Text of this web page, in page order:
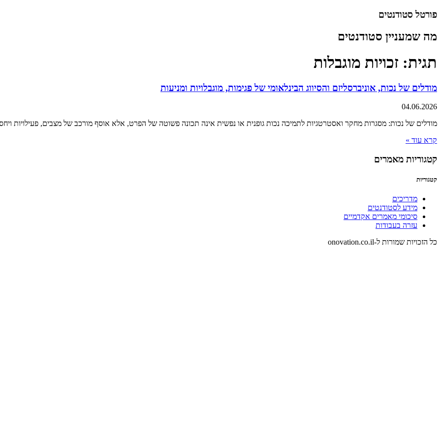
דלג
פורטל סטודנטים
מה שמעניין סטודנטים
תגית: זכויות מוגבלות
מודלים של נכות, אוניברסליזם והסיווג הבינלאומי של פגימות, מוגבלויות ומניעות
04.06.2026
מודלים של נכות: מסגרות מחקר ואסטרטגיות לתמיכה נכות גופנית או נפשית אינה תכונה פשוטה של הפרט, אלא אוסף מורכב של מצבים, פעילויות
קרא עוד »
קטגוריות מאמרים
קטגוריות
מדריכים
מידע לסטודנטים
סיכומי מאמרים אקדמיים
עזרה בעבודות
כל הזכויות שמורות ל-onovation.co.il